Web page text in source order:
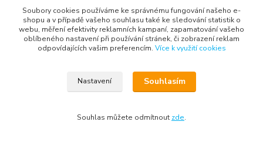
honza@autahracky.cz
Upravit sběr cookies.
Soubory cookies používáme ke správnému fungování našeho e-
shopu a v případě vašeho souhlasu také ke sledování statistik o
webu, měření efektivity reklamních kampaní, zapamatování vašeho
oblíbeného nastavení při používání stránek, či zobrazení reklam
odpovídajících vašim preferencím. Více k využití cookies
Nastavení Souhlasím
Souhlas můžete odmítnout zde.